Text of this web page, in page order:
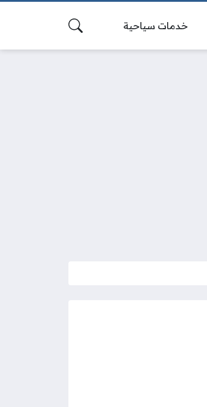
خدمات سياحية